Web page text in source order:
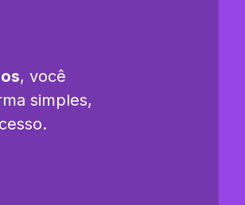
, você
simples,